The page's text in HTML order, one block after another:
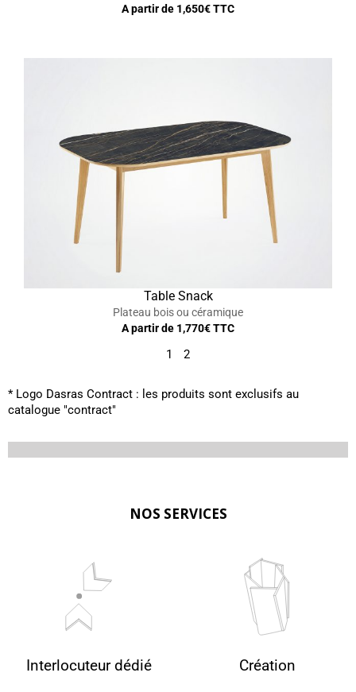
A partir de 1,650€ TTC
Table Snack
Plateau bois ou céramique
A partir de 1,770€ TTC
1 2
* Logo Dasras Contract : les produits sont exclusifs au
catalogue "contract"
NOS SERVICES
Interlocuteur dédié Création